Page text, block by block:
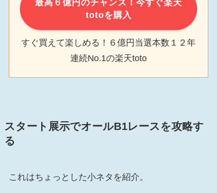
最高６億円のチャンス！今すぐ楽天
totoを購入
すぐ買えて楽しめる！６億円当選本数１２年
連続No.1の楽天toto
スタート展示でオールB1レースを攻略す
る
これはちょっとした小ネタを紹介。